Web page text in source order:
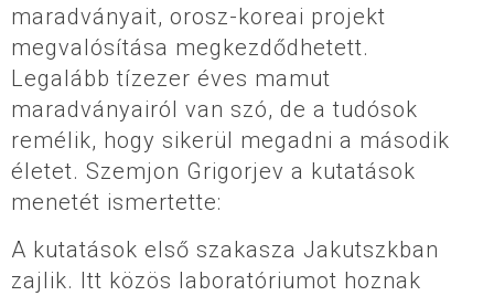
maradványait, orosz-koreai projekt
megvalósítása megkezdődhetett.
Legalább tízezer éves mamut
maradványairól van szó, de a tudósok
remélik, hogy sikerül megadni a második
életet. Szemjon Grigorjev a kutatások
menetét ismertette:
A kutatások első szakasza Jakutszkban
zajlik. Itt közös laboratóriumot hoznak